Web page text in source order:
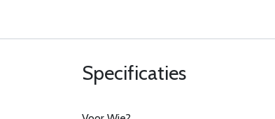
Specificaties